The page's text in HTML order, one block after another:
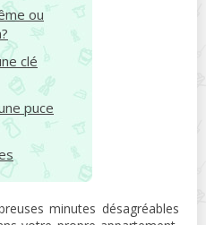
ou
clé
puce
minutes désagréables